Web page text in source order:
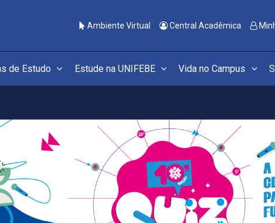
Ambiente Virtual Central Acadêmica
de Estudo Estude na UNIFEBE Vida no Campus